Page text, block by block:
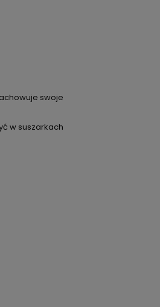
swoje
w suszarkach